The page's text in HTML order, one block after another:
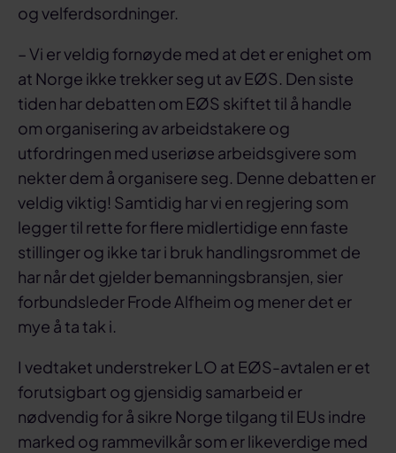
og velferdsordninger.
– Vi er veldig fornøyde med at det er enighet om
at Norge ikke trekker seg ut av EØS. Den siste
tiden har debatten om EØS skiftet til å handle
om organisering av arbeidstakere og
utfordringen med useriøse arbeidsgivere som
nekter dem å organisere seg. Denne debatten er
veldig viktig! Samtidig har vi en regjering som
legger til rette for flere midlertidige enn faste
stillinger og ikke tar i bruk handlingsrommet de
har når det gjelder bemanningsbransjen, sier
forbundsleder Frode Alfheim og mener det er
mye å ta tak i.
I vedtaket understreker LO at EØS-avtalen er et
forutsigbart og gjensidig samarbeid er
nødvendig for å sikre Norge tilgang til EUs indre
marked og rammevilkår som er likeverdige med